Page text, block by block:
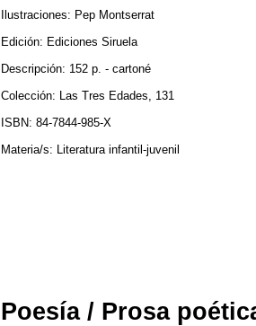
Ilustraciones: Pep Montserrat
Edición: Ediciones Siruela
Descripción: 152 p. - cartoné
Colección: Las Tres Edades, 131
ISBN: 84-7844-985-X
Materia/s: Literatura infantil-juvenil
Poesía / Prosa